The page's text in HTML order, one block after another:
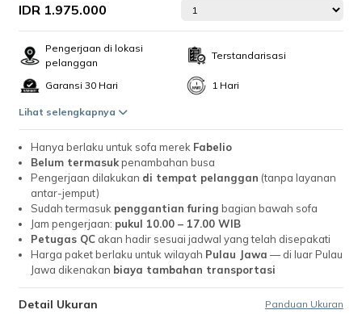
IDR 1.975.000
Pengerjaan di lokasi
pelanggan
Terstandarisasi
Garansi 30 Hari 1 Hari
Lihat selengkapnya
Hanya berlaku untuk sofa merek Fabelio
Belum termasukpenambahan busa
Pengerjaan dilakukan di tempat pelanggan (tanpa layanan
antar-jemput)
Sudah termasuk penggantian furing bagian bawah sofa
Jam pengerjaan: pukul 10.00 – 17.00 WIB
Petugas QC akan hadir sesuai jadwal yang telah disepakati
Harga paket berlaku untuk wilayah Pulau Jawa — di luar Pulau
Jawa dikenakan biaya tambahan transportasi
Detail Ukuran Panduan Ukuran